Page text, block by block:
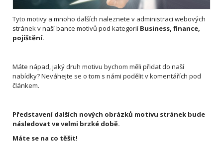
Tyto motivy a mnoho dalších naleznete v administraci webových
stránek v naší bance motivů pod kategorií Business, finance,
pojištění.
Máte nápad, jaký druh motivu bychom měli přidat do naší
nabídky? Neváhejte se o tom s námi podělit v komentářích pod
článkem.
Představení dalších nových obrázků motivu stránek bude
následovat ve velmi brzké době.
Máte se na co těšit!